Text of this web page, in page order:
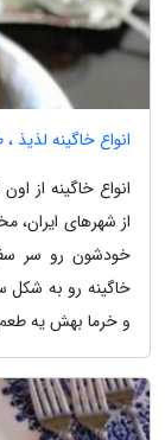
انواع خاگینه لذیذ ، طرز تهیه 5 مدل
انواع خاگینه از
از شهرهای
خودشون رو سر
خاگینه رو به شکل
و خرما بهش یه